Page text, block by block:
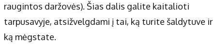
raugintos daržovės). Šias dalis galite kaitalioti
tarpusavyje, atsižvelgdami į tai, ką turite šaldytuve ir
ką mėgstate.